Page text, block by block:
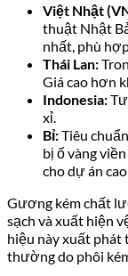
Việt Nhật
thuật Nhật
nhất, phù
Thái Lan:
Giá cao hơn
Indonesia:
xỉ.
Bỉ:Tiêu
bị ố vàng
cho dự án
Gương kém chất
sạch và xuất hiện
hiệu này xuất phát
thường do phôi